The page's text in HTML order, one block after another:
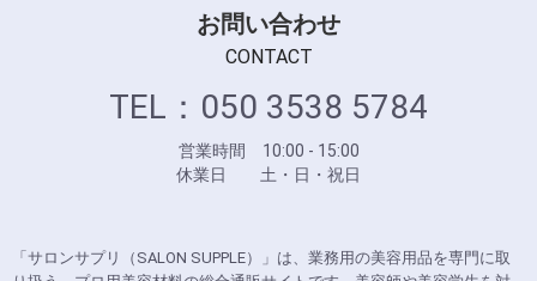
お問い合わせ
CONTACT
TEL：050 3538 5784
営業時間 10:00 - 15:00
休業日 土・日・祝日
「サロンサプリ（SALON SUPPLE）」は、業務用の美容用品を専門に取